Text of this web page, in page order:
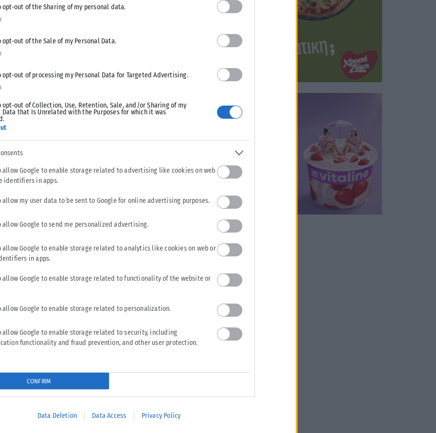
opt-out of the Sharing of my personal data.
opt-out of the Sale of my Personal Data.
opt-out of processing my Personal Data for Targeted Advertising.
opt-out of Collection, Use, Retention, Sale, and/or Sharing of my
Data that Is Unrelated with the Purposes for which it was
allow Google to enable storage related to advertising like cookies on web
identifiers in apps.
allow my user data to be sent to Google for online advertising purposes.
allow Google to send me personalized advertising.
allow Google to enable storage related to analytics like cookies on web or
in apps.
allow Google to enable storage related to functionality of the website or
allow Google to enable storage related to personalization.
allow Google to enable storage related to security, including
functionality and fraud prevention, and other user protection.
CONFIRM
Data Deletion Data Access Privacy Policy
Οι επιβάτες θα
19, 2024
με λεωφορεία.
Send
Υπουργείο Κλιματικής Κρίσης: Ενέργειες για την
Σε εξέλιξη βρίσκονται οι διαδικασίες κρατικής αρωγής για τις
περιοχές που επλήγησαν από τις πρόσφατες πυρκαγιές, με τις
ΑΝΑΡΤΉΘΗΚΕ ΑΠΌ KARFITSANEWS 02/08/2026